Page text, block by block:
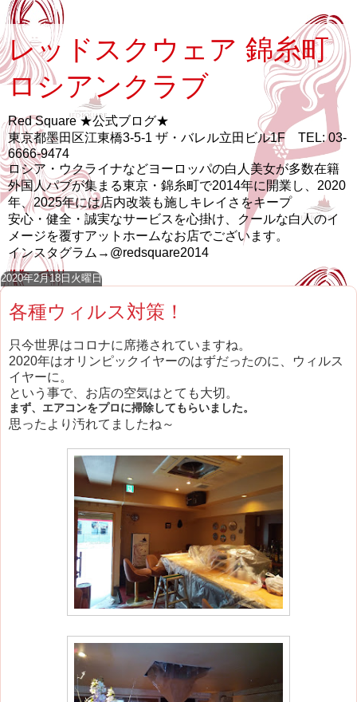
レッドスクウェア 錦糸町
ロシアンクラブ
Red Square ★公式ブログ★
東京都墨田区江東橋3-5-1 ザ・バレル立田ビル1F TEL: 03-
6666-9474
ロシア・ウクライナなどヨーロッパの白人美女が多数在籍
外国人パブが集まる東京・錦糸町で2014年に開業し、2020
年、2025年には店内改装も施しキレイさをキープ
安心・健全・誠実なサービスを心掛け、クールな白人のイ
メージを覆すアットホームなお店でございます。
インスタグラム→@redsquare2014
2020年2月18日火曜日
各種ウィルス対策！
只今世界はコロナに席捲されていますね。
2020年はオリンピックイヤーのはずだったのに、ウィルス
イヤーに。
という事で、お店の空気はとても大切。
まず、エアコンをプロに掃除してもらいました。
思ったより汚れてましたね～